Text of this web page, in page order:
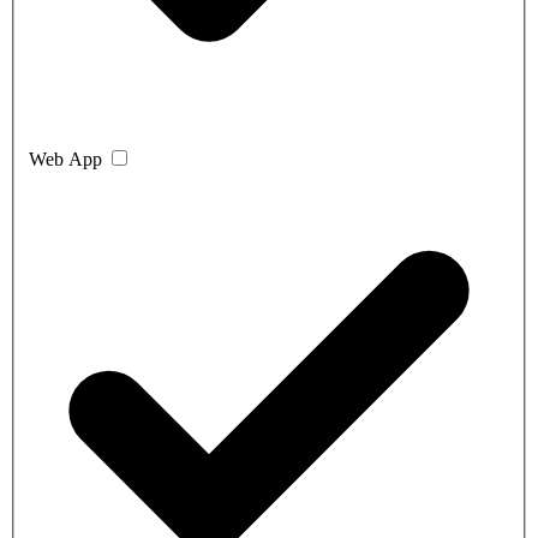
Web App